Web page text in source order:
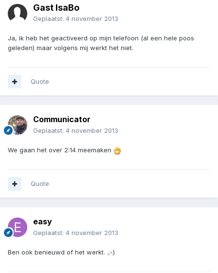
Gast IsaBo
Geplaatst: 4 november 2013
Ja, ik heb het geactiveerd op mijn telefoon (al een hele poos
geleden) maar volgens mij werkt het niet.
Quote
Communicator
Geplaatst: 4 november 2013
We gaan het over 2:14 meemaken
Quote
easy
Geplaatst: 4 november 2013
Ben ook benieuwd of het werkt. .;-)